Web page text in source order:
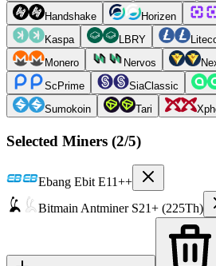
Handshake
Horizen
Kaspa
LBRY
Monero
Nervos
ScPrime
SiaClassic
Sumokoin
Tari
Selected Miners (2/5)
Ebang Ebit E11++
Bitmain Antminer S21+ (225Th)